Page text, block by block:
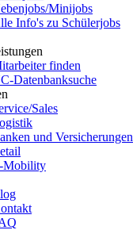
Minijobs
Info's zu Schülerjobs
finden
Datenbanksuche
Sales
und Versicherungen
Mobility